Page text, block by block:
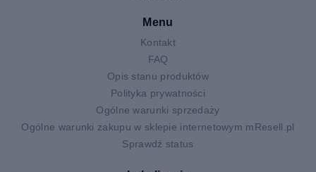
Menu
Kontakt
FAQ
Opis stanu produktów
Polityka prywatności
Ogólne warunki sprzedaży
Ogólne warunki zakupu w sklepie internetowym mResell.pl
Sprawdź status